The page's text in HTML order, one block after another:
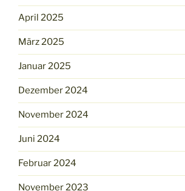
April 2025
März 2025
Januar 2025
Dezember 2024
November 2024
Juni 2024
Februar 2024
November 2023